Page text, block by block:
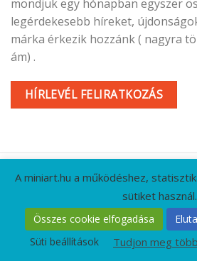
mondjuk egy hónapban egyszer
legérdekesebb híreket,
márka érkezik hozzánk ( nagyra
ám) .
HÍRLEVÉL FELIRATKOZÁS
KAPCSOLAT GYIK
ADATVÉDELMI IRÁNYELVEK
Minden jog fenntartva
A miniart.hu a működéshez,
sütiket használ.
Összes cookie elfogadása
Süti beállítások
Tudjon meg